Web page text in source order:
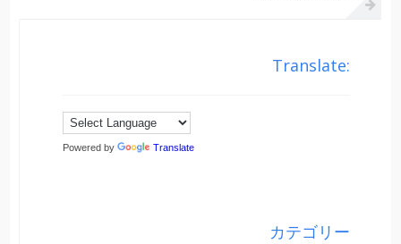
Translate:
Powered by Translate
カテゴリー